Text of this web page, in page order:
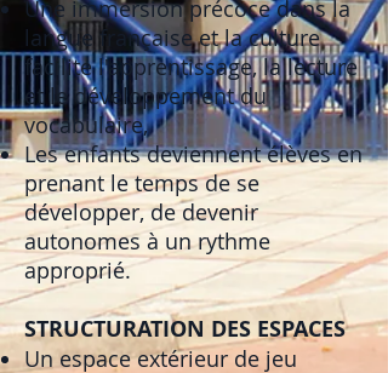
Une immersion précoce dans la
langue française et la culture
facilite l'apprentissage, la lecture
et le développement du
vocabulaire,
Les enfants deviennent élèves en
prenant le temps de se
développer, de devenir
autonomes à un rythme
approprié.
STRUCTURATION DES ESPACES
Un espace extérieur de jeu